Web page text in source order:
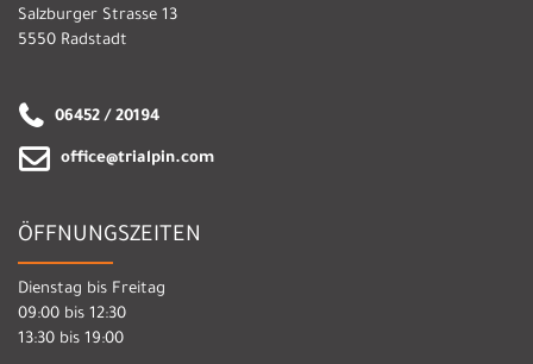
Salzburger Strasse 13
5550 Radstadt
06452 / 20194
office@trialpin.com
ÖFFNUNGSZEITEN
Dienstag bis Freitag
09:00 bis 12:30
13:30 bis 19:00